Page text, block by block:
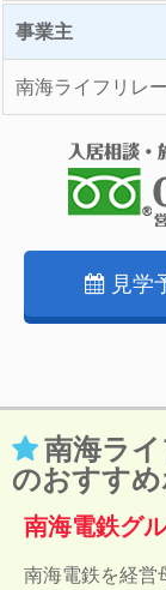
事業主
南海ライフリレ
見学
南海ラ
のおすす
南海電鉄グ
南海電鉄を経営